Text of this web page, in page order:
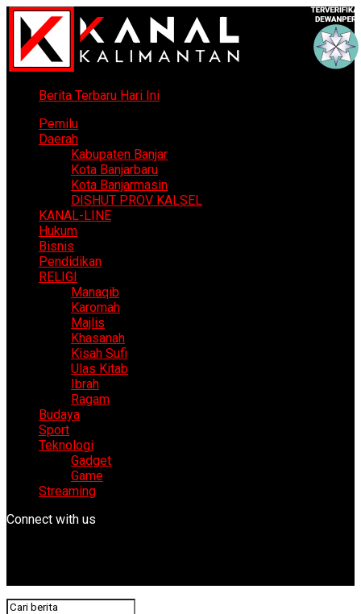
Berita Terbaru Hari Ini
Pemilu
Daerah
Kabupaten Banjar
Kota Banjarbaru
Kota Banjarmasin
DISHUT PROV KALSEL
KANAL-LINE
Hukum
Bisnis
Pendidikan
RELIGI
Manaqib
Karomah
Majlis
Khasanah
Kisah Sufi
Ulas Kitab
Ibrah
Ragam
Budaya
Sport
Teknologi
Gadget
Game
Streaming
Connect with us